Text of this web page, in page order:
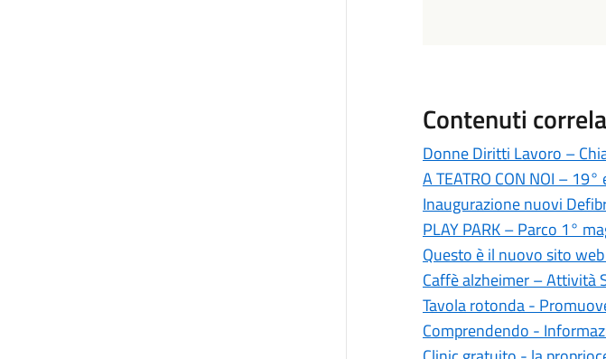
Contenuti
Donne Diritti Lavoro –
A TEATRO CON NOI –
Inaugurazione nuovi
PLAY PARK – Parco 1°
Questo è il nuovo sito
Caffè alzheimer – Attività
Tavola rotonda -
Comprendendo -